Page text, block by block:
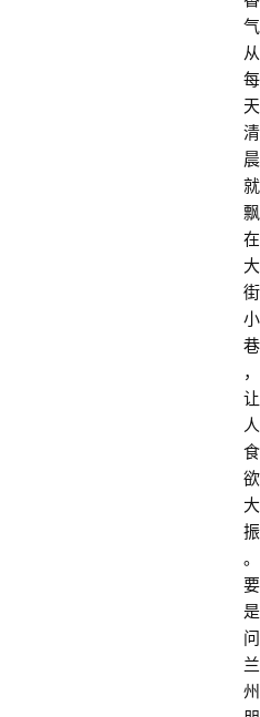
气
从
每
天
清
晨
就
飘
在
大
街
小
巷
，
让
人
食
欲
大
振
。
要
是
问
兰
州